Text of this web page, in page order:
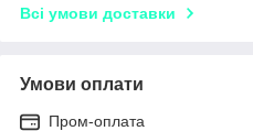
Всі умови доставки
Умови оплати
Пром-оплата